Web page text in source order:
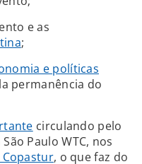
e as
;
e políticas
permanência do
circulando pelo
Paulo WTC, nos
Copastur, o que faz do